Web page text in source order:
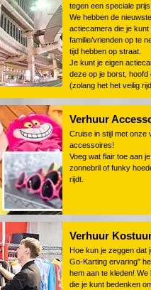
tegen een speciale
We hebben de
actiecamera die je
familie/vrienden op te
tijd hebben op straat.
Je kunt je eigen
deze op je borst, hoofd
(zolang het het veilig
Verhuur
Cruise in stijl met onze
accessoires!
Voeg wat flair toe aan
zonnebril of funky
rijdt.
Verhuur
Hoe kun je zeggen dat
Go-Karting ervaring"
hem aan te kleden!
die je kunt bedenken